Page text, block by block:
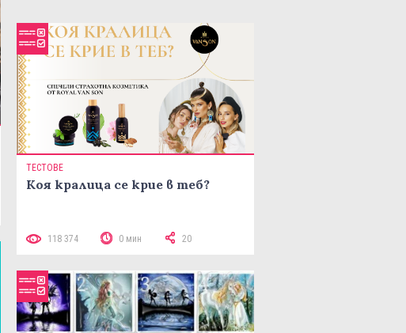
ТЕСТОВЕ
Коя кралица се крие в теб?
118 374 0 мин 20